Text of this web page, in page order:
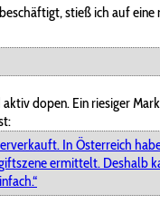
stieß ich auf
dopen. Ein riesiger
In Österreich
ermittelt.